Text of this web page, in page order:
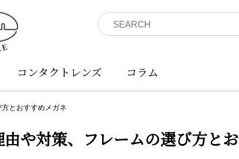
コンタクトレンズ コラム
とおすすめメガネ
や対策、フレームの選び方とお